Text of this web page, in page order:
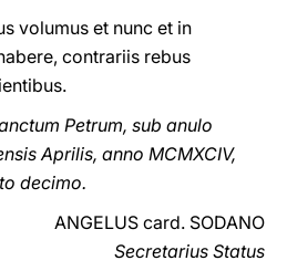
volumus et nunc et in
contrariis rebus
Petrum, sub anulo
Aprilis, anno MCMXCIV,
decimo.
ANGELUS card. SODANO
Secretarius Status